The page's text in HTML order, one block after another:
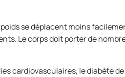
se déplacent moins
Le corps doit porter de
cardiovasculaires, le diabète